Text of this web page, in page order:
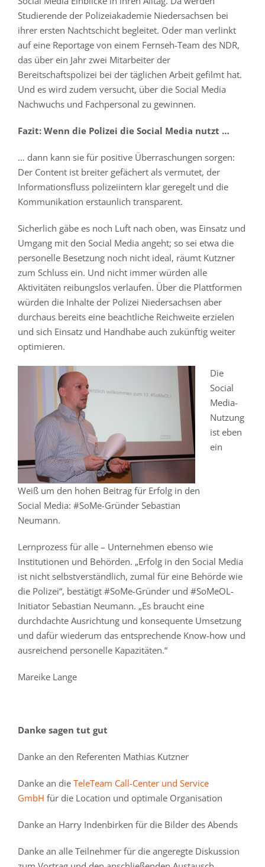
Studierende der Polizeiakademie Niedersachsen bei
ihrer ersten Nachtschicht begleitet. Oder man verlinkt
auf eine Reportage von einem Fernseh-Team des NDR,
das über ein Jahr zwei Mitarbeiter der
Bereitschaftspolizei bei der täglichen Arbeit gefilmt hat.
Und es wird zudem versucht, über die Social Media
Nachwuchs und Fachpersonal zu gewinnen.
Fazit: Wenn die Polizei die Social Media nutzt …
… dann kann sie für positive Überraschungen sorgen:
Der Content ist breiter gefächert als vermutet, der
Informationsfluss polizeiintern klar geregelt und die
Kommunikation erstaunlich transparent.
Sicherlich gäbe es noch Luft nach oben, was Einsatz und
Umgang mit den Social Media angeht; so sei etwa die
personelle Besetzung noch nicht ideal, räumt Kutzner
zum Schluss ein. Und nicht immer würden alle
Aktivitäten reibungslos verlaufen. Über die Plattformen
würden die Inhalte der Polizei Niedersachsen aber
durchaus bereits eine beachtliche Reichweite erzielen
und sich Einsatz und Handhabe auch zukünftig weiter
optimieren.
Weiß um den hohen Beitrag für Erfolg in den
Social Media: #SoMe-Gründer Sebastian
Neumann.
Die
Social
Media-
Nutzung
ist eben
ein
Lernprozess für alle – Unternehmen ebenso wie
Institutionen und Behörden. „Erfolg in den Social Media
ist nicht selbstverständlich, zumal für eine Behörde wie
die Polizei“, bestätigt #SoMe-Gründer und #SoMeOL-
Initiator Sebastian Neumann. „Es braucht eine
durchdachte Ausrichtung und konsequente Umsetzung
und dafür wiederum das entsprechende Know-how und
ausreichend personelle Kapazitäten.“
Mareike Lange
Danke sagen tut gut
Danke an den Referenten Mathias Kutzner
Danke an die TeleTeam Call-Center und Service
GmbH für die Location und optimale Organisation
Danke an Harry Indenbirken für die Bilder des Abends
Danke an alle Teilnehmer für die angeregte Diskussion